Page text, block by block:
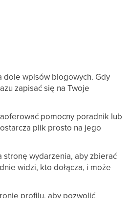
dole wpisów blogowych. Gdy
zapisać się na Twoje
pomocny poradnik lub
plik prosto na jego
wydarzenia, aby zbierać
widzi, kto dołącza, i może
profilu, aby pozwolić